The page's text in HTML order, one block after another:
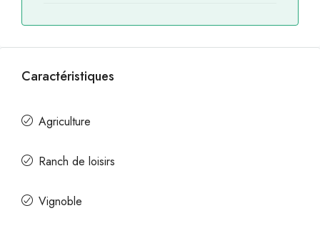
Caractéristiques
Agriculture
Ranch de loisirs
Vignoble